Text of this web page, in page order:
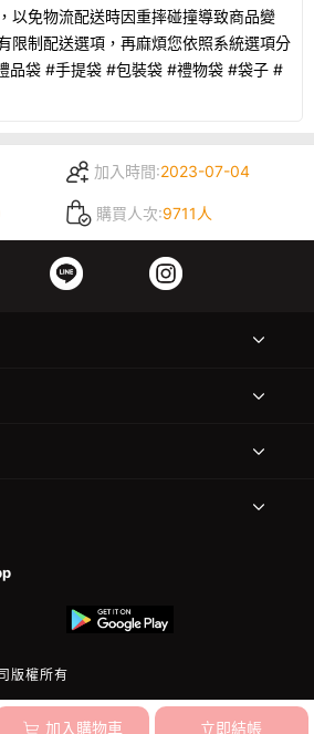
加入購物車 立即結帳
以免物流配送時因重摔碰撞導致商品變
限制配送選項，再麻煩您依照系統選項分
品袋 #手提袋 #包裝袋 #禮物袋 #袋子 #
加入時間:2023-07-04
購買人次:9711人
版權所有
Store Corp. All rights reserved.